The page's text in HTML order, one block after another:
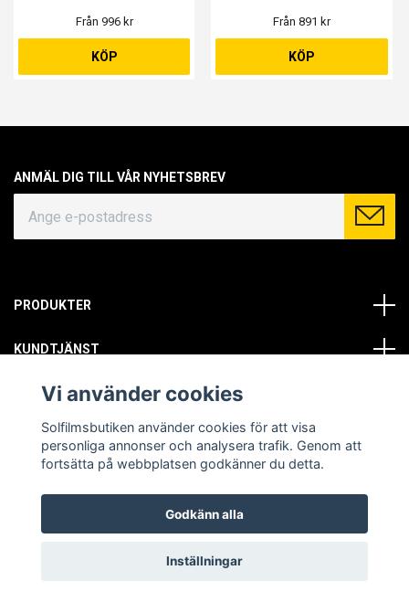
Från 996 kr
KÖP
Från 891 kr
KÖP
ANMÄL DIG TILL VÅR NYHETSBREV
PRODUKTER
KUNDTJÄNST
OM OSS
SOCIALA MEDIER
© Copyright 2026 Solfilmsbutiken. All rights reserved.
Vi använder cookies
Solfilmsbutiken använder cookies för att visa
personliga annonser och analysera trafik. Genom att
fortsätta på webbplatsen godkänner du detta.
Godkänn alla
Inställningar